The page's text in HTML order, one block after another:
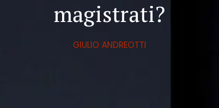
magistrati?
GIULIO ANDREOTTI